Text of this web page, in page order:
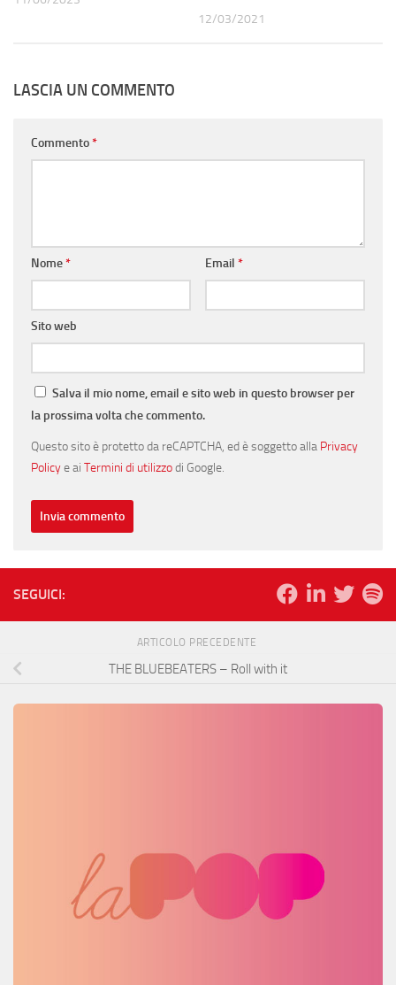
12/03/2021
LASCIA UN COMMENTO
Commento*
Nome* Email *
Sito web
Salva il mio nome, email e sito web in questo browser per
la prossima volta che commento.
Questo sito è protetto da reCAPTCHA, ed è soggetto alla Privacy
Policye ai Termini di utilizzodi Google.
SEGUICI:
ARTICOLO PRECEDENTE
THE BLUEBEATERS – Roll with it